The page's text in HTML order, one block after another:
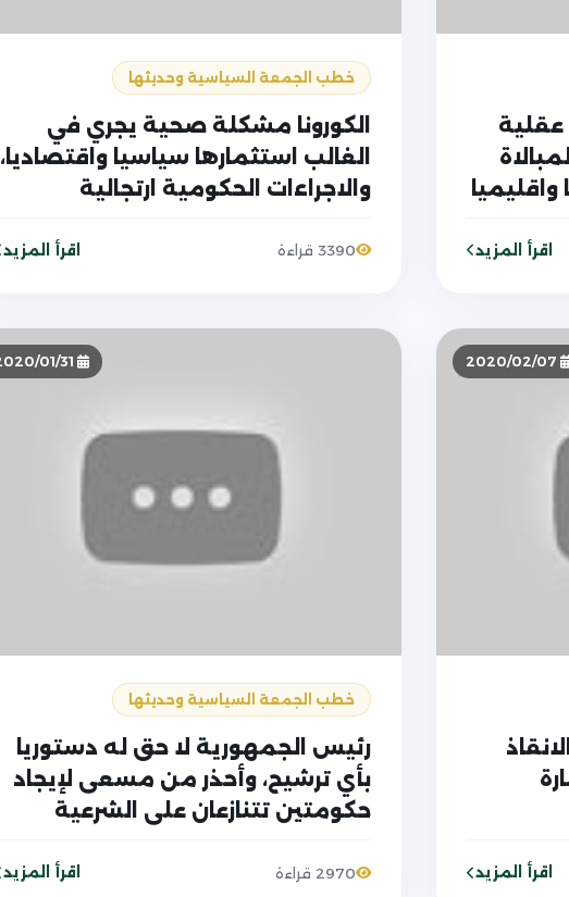
عقلية
واقليميا
اقرأ المزيد
خطب الجمعة السياسية وحديثها
الكورونا مشكلة صحية يجري في
الغالب استثمارها سياسيا واقتصاديا،
والاجراءات الحكومية ارتجالية
3390 قراءة اقرأ المزيد
اقرأ المزيد
خطب الجمعة السياسية وحديثها
رئيس الجمهورية لا حق له دستوريا
بأي ترشيح، وأحذر من مسعى لإيجاد
حكومتين تتنازعان على الشرعية
2970 قراءة اقرأ المزيد